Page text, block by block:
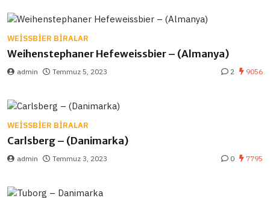
WEISSBIER BIRALAR
Weihenstephaner Hefeweissbier – (Almanya)
admin Temmuz 5, 2023 2 9056
WEISSBIER BIRALAR
Carlsberg – (Danimarka)
admin Temmuz 3, 2023 0 7795